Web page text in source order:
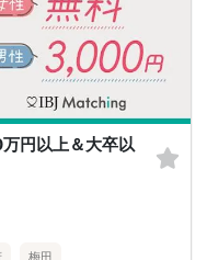
円以上＆大卒以
梅田